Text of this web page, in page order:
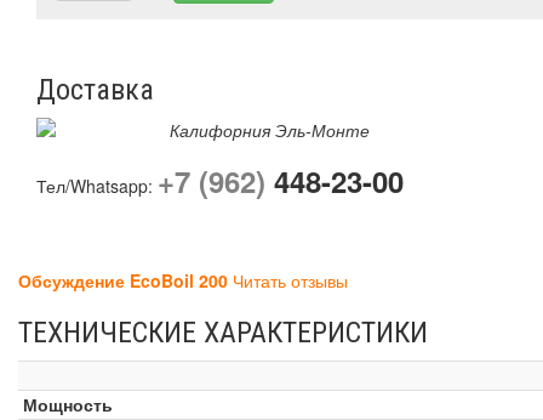
Доставка
Калифорния Эль-Монте
Тел/Whatsapp: +7 (962) 448-23-00
Обсуждение EcoBoil 200 Читать отзывы
ТЕХНИЧЕСКИЕ ХАРАКТЕРИСТИКИ
Мощность